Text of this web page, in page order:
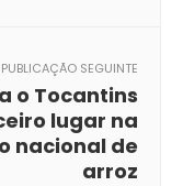
PUBLICAÇÃO SEGUINTE
o Tocantins
lugar na
nacional de
arroz